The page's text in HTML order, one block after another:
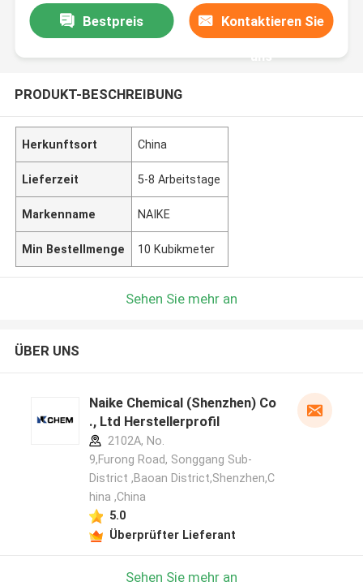
Bestpreis Kontaktieren Sie
uns
PRODUKT-BESCHREIBUNG
Herkunftsort China
Lieferzeit 5-8 Arbeitstage
Markenname NAIKE
Min Bestellmenge 10 Kubikmeter
Sehen Sie mehr an
ÜBER UNS
Naike Chemical (Shenzhen) Co
., Ltd Herstellerprofil
2102A, No.
9,Furong Road, Songgang Sub-
District ,Baoan District,Shenzhen,C
hina ,China
5.0
Überprüfter Lieferant
Sehen Sie mehr an